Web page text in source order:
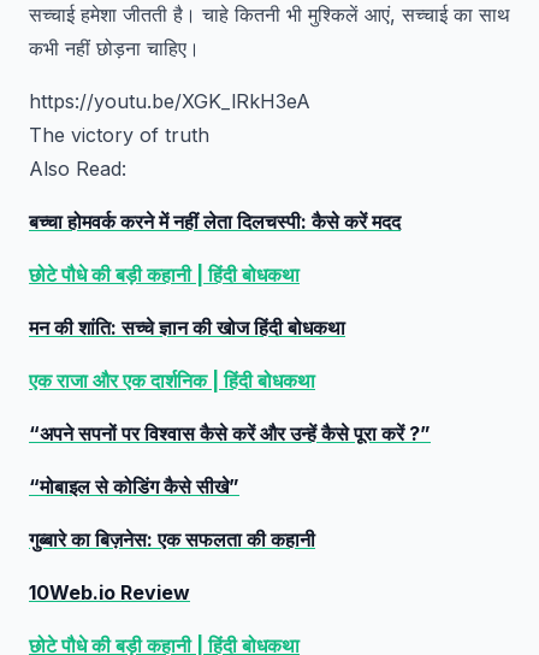
सच्चाई हमेशा जीतती है। चाहे कितनी भी मुश्किलें आएं, सच्चाई का साथ
कभी नहीं छोड़ना चाहिए।
https://youtu.be/XGK_lRkH3eA
The victory of truth
Also Read:
बच्चा होमवर्क करने में नहीं लेता दिलचस्पी: कैसे करें मदद
छोटे पौधे की बड़ी कहानी | हिंदी बोधकथा
मन की शांति: सच्चे ज्ञान की खोज हिंदी बोधकथा
एक राजा और एक दार्शनिक | हिंदी बोधकथा
“अपने सपनों पर विश्वास कैसे करें और उन्हें कैसे पूरा करें ?”
“मोबाइल से कोडिंग कैसे सीखे”
गुब्बारे का बिज़नेस: एक सफलता की कहानी
10Web.io Review
छोटे पौधे की बड़ी कहानी | हिंदी बोधकथा